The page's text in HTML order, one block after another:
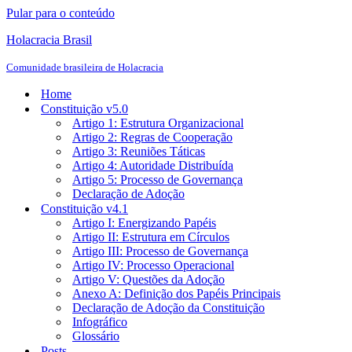
Pular para o conteúdo
Holacracia Brasil
Comunidade brasileira de Holacracia
Home
Constituição v5.0
Artigo 1: Estrutura Organizacional
Artigo 2: Regras de Cooperação
Artigo 3: Reuniões Táticas
Artigo 4: Autoridade Distribuída
Artigo 5: Processo de Governança
Declaração de Adoção
Constituição v4.1
Artigo I: Energizando Papéis
Artigo II: Estrutura em Círculos
Artigo III: Processo de Governança
Artigo IV: Processo Operacional
Artigo V: Questões da Adoção
Anexo A: Definição dos Papéis Principais
Declaração de Adoção da Constituição
Infográfico
Glossário